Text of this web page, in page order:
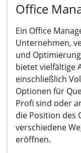
Office
Ein Office
Unternehmen,
und
bietet vielfältige
einschließlich
Optionen für
Profi sind oder
die Position des
verschiedene
eröffnen.